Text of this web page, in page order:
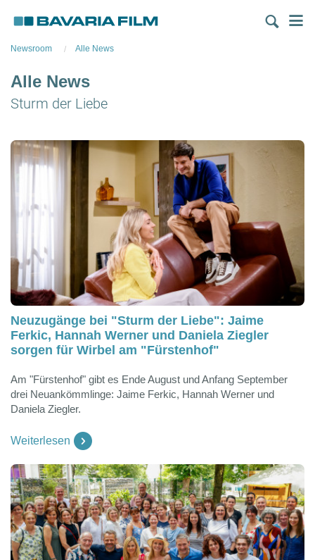
zum
Inhalt
Newsroom Alle News
Alle News
Sturm der Liebe
Neuzugänge bei "Sturm der Liebe": Jaime
Ferkic, Hannah Werner und Daniela Ziegler
sorgen für Wirbel am "Fürstenhof"
Am "Fürstenhof" gibt es Ende August und Anfang September
drei Neuankömmlinge: Jaime Ferkic, Hannah Werner und
Daniela Ziegler.
Weiterlesen